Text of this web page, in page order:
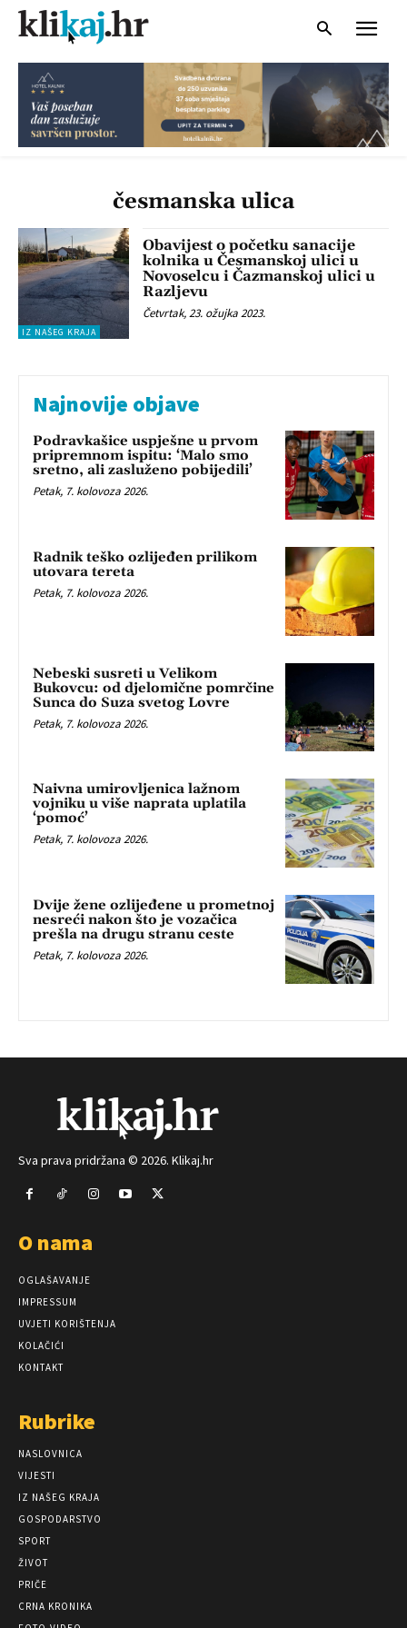
česmanska ulica
IZ NAŠEG KRAJA
Obavijest o početku sanacije
kolnika u Česmanskoj ulici u
Novoselcu i Čazmanskoj ulici u
Razljevu
Četvrtak, 23. ožujka 2023.
Najnovije objave
Podravkašice uspješne u prvom
pripremnom ispitu: ‘Malo smo
sretno, ali zasluženo pobijedili’
Petak, 7. kolovoza 2026.
Radnik teško ozlijeđen prilikom
utovara tereta
Petak, 7. kolovoza 2026.
Nebeski susreti u Velikom
Bukovcu: od djelomične pomrčine
Sunca do Suza svetog Lovre
Petak, 7. kolovoza 2026.
Naivna umirovljenica lažnom
vojniku u više naprata uplatila
‘pomoć’
Petak, 7. kolovoza 2026.
Dvije žene ozlijeđene u prometnoj
nesreći nakon što je vozačica
prešla na drugu stranu ceste
Petak, 7. kolovoza 2026.
Sva prava pridržana © 2026. Klikaj.hr
O nama
OGLAŠAVANJE
IMPRESSUM
UVJETI KORIŠTENJA
KOLAČIĆI
KONTAKT
Rubrike
NASLOVNICA
VIJESTI
IZ NAŠEG KRAJA
GOSPODARSTVO
SPORT
ŽIVOT
PRIČE
CRNA KRONIKA